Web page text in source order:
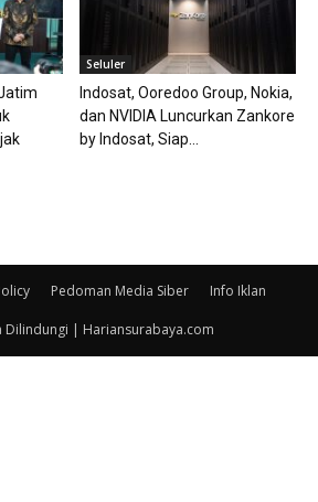
Seluler
Indosat, Ooredoo Group, Nokia,
dan NVIDIA Luncurkan Zankore
by Indosat, Siap...
Pedoman Media Siber Info Iklan
Dilindungi | Hariansurabaya.com